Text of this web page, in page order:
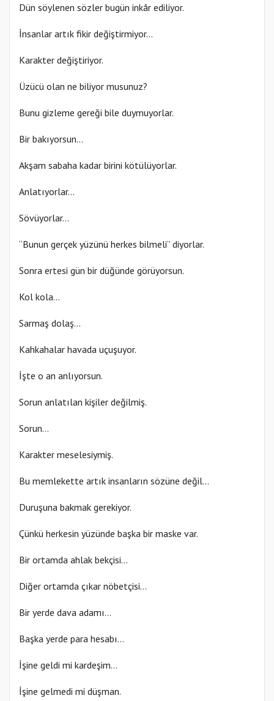
Dün söylenen sözler bugün inkâr ediliyor.
İnsanlar artık fikir değiştirmiyor…
Karakter değiştiriyor.
Üzücü olan ne biliyor musunuz?
Bunu gizleme gereği bile duymuyorlar.
Bir bakıyorsun…
Akşam sabaha kadar birini kötülüyorlar.
Anlatıyorlar…
Sövüyorlar…
“Bunun gerçek yüzünü herkes bilmeli” diyorlar.
Sonra ertesi gün bir düğünde görüyorsun.
Kol kola…
Sarmaş dolaş…
Kahkahalar havada uçuşuyor.
İşte o an anlıyorsun.
Sorun anlatılan kişiler değilmiş.
Sorun…
Karakter meselesiymiş.
Bu memlekette artık insanların sözüne değil…
Duruşuna bakmak gerekiyor.
Çünkü herkesin yüzünde başka bir maske var.
Bir ortamda ahlak bekçisi…
Diğer ortamda çıkar nöbetçisi…
Bir yerde dava adamı…
Başka yerde para hesabı…
İşine geldi mi kardeşim…
İşine gelmedi mi düşman.